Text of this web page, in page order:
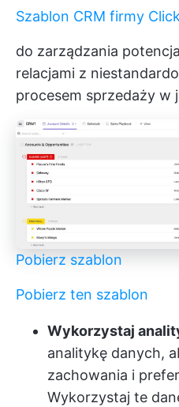
Szablon CRM firmy
do zarządzania
relacjami z
procesem sprzedaży w
Pobierz szablon
Pobierz ten szablon
Wykorzystaj
analitykę danych,
zachowania i
Wykorzystaj te